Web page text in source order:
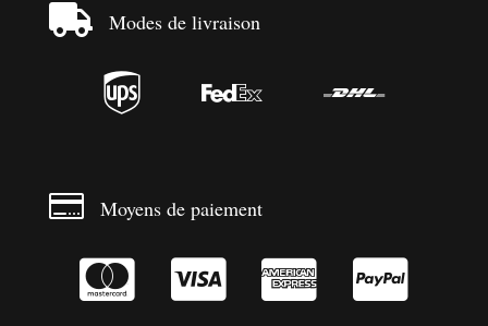
 Modes de livraison
  
 Moyens de paiement
   